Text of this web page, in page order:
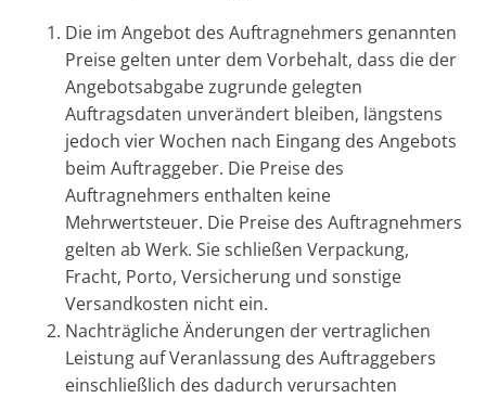
Die im Angebot des Auftragnehmers genannten
Preise gelten unter dem Vorbehalt, dass die der
Angebotsabgabe zugrunde gelegten
Auftragsdaten unverändert bleiben, längstens
jedoch vier Wochen nach Eingang des Angebots
beim Auftraggeber. Die Preise des
Auftragnehmers enthalten keine
Mehrwertsteuer. Die Preise des Auftragnehmers
gelten ab Werk. Sie schließen Verpackung,
Fracht, Porto, Versicherung und sonstige
Versandkosten nicht ein.
Nachträgliche Änderungen der vertraglichen
Leistung auf Veranlassung des Auftraggebers
einschließlich des dadurch verursachten